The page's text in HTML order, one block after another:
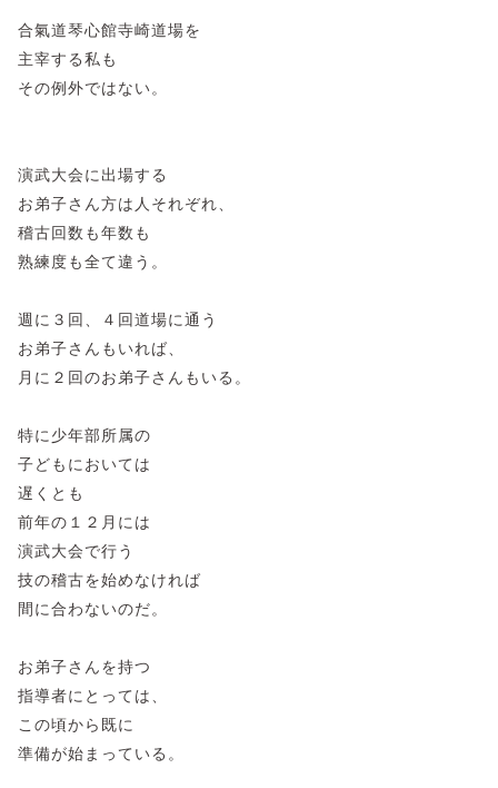
合氣道琴心館寺崎道場を
主宰する私も
その例外ではない。
演武大会に出場する
お弟子さん方は人それぞれ、
稽古回数も年数も
熟練度も全て違う。
週に３回、４回道場に通う
お弟子さんもいれば、
月に２回のお弟子さんもいる。
特に少年部所属の
子どもにおいては
遅くとも
前年の１２月には
演武大会で行う
技の稽古を始めなければ
間に合わないのだ。
お弟子さんを持つ
指導者にとっては、
この頃から既に
準備が始まっている。